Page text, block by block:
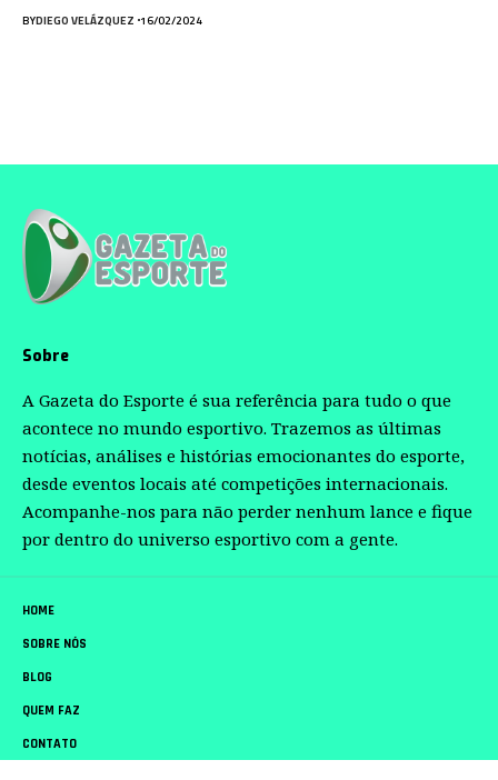
BYDIEGO VELÁZQUEZ 16/02/2024
Sobre
A Gazeta do Esporte é sua referência para tudo o que
acontece no mundo esportivo. Trazemos as últimas
notícias, análises e histórias emocionantes do esporte,
desde eventos locais até competições internacionais.
Acompanhe-nos para não perder nenhum lance e fique
por dentro do universo esportivo com a gente.
HOME
SOBRE NÓS
BLOG
QUEM FAZ
CONTATO